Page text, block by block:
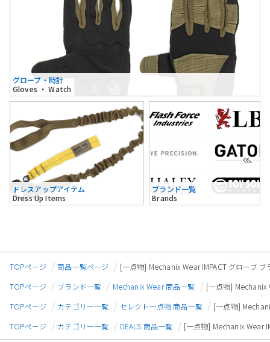
グローブ・時計
Gloves ・ Watch
ドレスアップアイテム
Dress Up Items
ブランド一覧
Brands
TOPページ 商品一覧ページ
[一点物] Mechanix Wear IMPACT グローブ
TOPページ
ブランド一覧 Mechanix Wear 商品一覧
[一点物] Mechanix
TOPページ
カテゴリー一覧 セレクト一点物 商品一覧
[一点物]
TOPページ
カテゴリー一覧 DEALS 商品一覧 [一点物] Mechanix Wear